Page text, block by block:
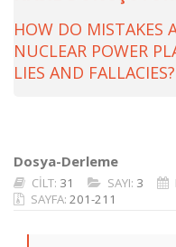
HOW DO MISTAKES
NUCLEAR POWER
LIES AND FALLACIES?
Dosya-Derleme
CİLT: 31 SAYI: 3
SAYFA: 201-211